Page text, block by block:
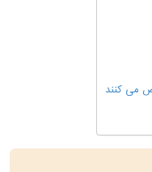
می‌ کنند